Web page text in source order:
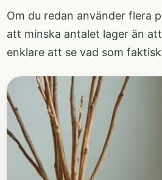
Om du redan använder flera
att minska antalet lager än
enklare att se vad som